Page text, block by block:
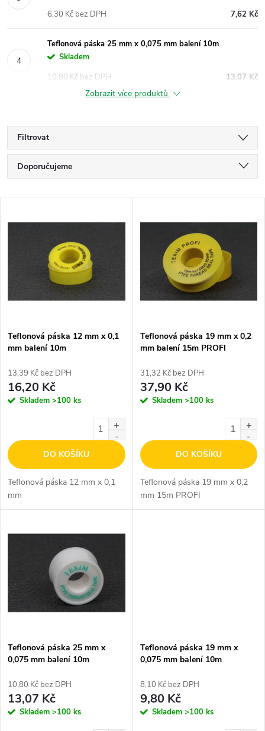
7,62 Kč
6,30 Kč bez DPH
Teflonová páska 25 mm x 0,075 mm balení 10m
Skladem
13,07 Kč
10,80 Kč bez DPH
Zobrazit více produktů
Filtrovat
Ř
a
z
n
p
r
o
d
u
k
Doporučujeme
Abecedně
p
i
s
p
r
d
u
k
t
Teflonová páska 12 mm x 0,1
mm balení 10m
13,39 Kč bez DPH
16,20 Kč
Skladem >100 ks
DO KOŠÍKU
Teflonová páska 12 mm x 0,1
mm
Teflonová páska 19 mm x 0,2
mm balení 15m PROFI
31,32 Kč bez DPH
37,90 Kč
Skladem >100 ks
DO KOŠÍKU
Teflonová páska 19 mm x 0,2
mm 15m PROFI
Teflonová páska 25 mm x
0,075 mm balení 10m
10,80 Kč bez DPH
13,07 Kč
Skladem >100 ks
Teflonová páska 19 mm x
0,075 mm balení 10m
8,10 Kč bez DPH
9,80 Kč
Skladem >100 ks